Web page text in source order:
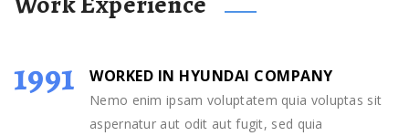
1991 WORKED IN HYUNDAI COMPANY
Nemo enim ipsam voluptatem quia voluptas sit
aspernatur aut odit aut fugit, sed quia